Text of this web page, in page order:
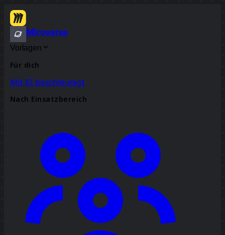
Miroverse
Vorlagen
Für dich
Mit KI beschleunigt
Nach Einsatzbereich